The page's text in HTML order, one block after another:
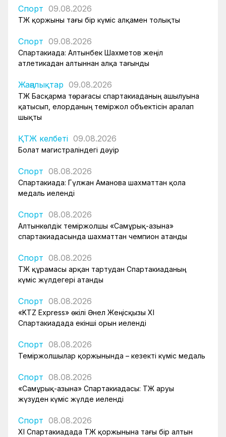
Спорт 09.08.2026
ҚТЖ қоржыны тағы бір күміс алқамен толықты
Спорт 09.08.2026
Спартакиада: Алтынбек Шахметов жеңіл
атлетикадан алтыннан алқа тағынды
Жаңалықтар 09.08.2026
ҚТЖ Басқарма төрағасы спартакиаданың ашылуына
қатысып, елорданың теміржол объектісін аралап
шықты
ҚТЖ келбеті 09.08.2026
Болат магистраліндегі дәуір
Спорт 08.08.2026
Спартакиада: Гүлжан Аманова шахматтан қола
медаль иеленді
Спорт 08.08.2026
Алтынкөлдік теміржолшы «Самұрық-Қазына»
спартакиадасында шахматтан чемпион атанды
Спорт 08.08.2026
ҚТЖ құрамасы арқан тартудан Спартакиаданың
күміс жүлдегері атанды
Спорт 08.08.2026
«KTZ Express» өкілі Әнел Жеңісқызы XI
Спартакиадада екінші орын иеленді
Спорт 08.08.2026
Теміржолшылар қоржынында – кезекті күміс медаль
Спорт 08.08.2026
«Самұрық-Қазына» Спартакиадасы: ҚТЖ аруы
жүзуден күміс жүлде иеленді
Спорт 08.08.2026
XI Спартакиадада ҚТЖ қоржынына тағы бір алтын